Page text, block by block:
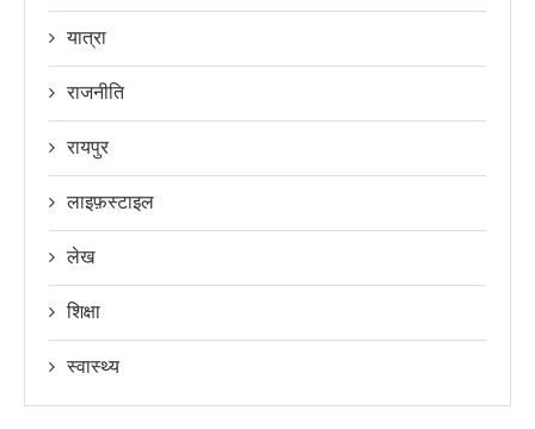
यात्रा
राजनीति
रायपुर
लाइफ़स्टाइल
लेख
शिक्षा
स्वास्थ्य